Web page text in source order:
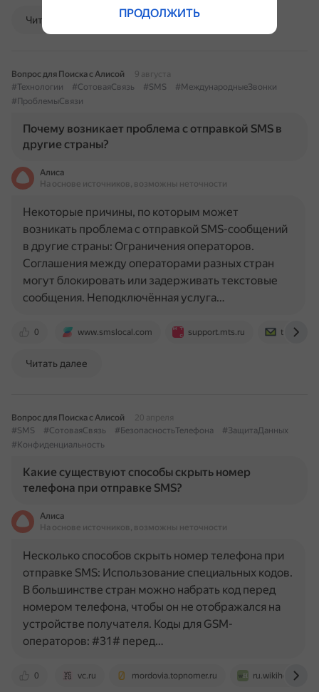
Читать далее
Вопрос для Поиска с Алисой
9 августа
#Технологии
#СотоваяСвязь #SMS
#МеждународныеЗвонки
#ПроблемыСвязи
Почему возникает проблема с отправкой SMS в
другие страны?
Алиса
На основе источников, возможны неточности
0 www.smslocal.com support.mts.ru
Некоторые причины, по которым может
возникать проблема с отправкой SMS-сообщений
в другие страны: Ограничения операторов.
Соглашения между операторами разных стран
могут блокировать или задерживать текстовые
сообщения. Неподключённая услуга…
Читать далее
Вопрос для Поиска с Алисой
20 апреля
#SMS
#СотоваяСвязь #БезопасностьТелефона
#ЗащитаДанных
#Конфиденциальность
Какие существуют способы скрыть номер
телефона при отправке SMS?
Алиса
На основе источников, возможны неточности
0 vc.ru mordovia.topnomer.ru ru.wikihow.com
Несколько способов скрыть номер телефона при
отправке SMS: Использование специальных кодов.
В большинстве стран можно набрать код перед
номером телефона, чтобы он не отображался на
устройстве получателя. Коды для GSM-
операторов: #31# перед…
ПРОДОЛЖИТЬ